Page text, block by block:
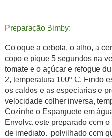
Preparação Bimby:
Coloque a cebola, o alho, a
copo e pique 5 segundos na
tomate e o açúcar e refogue
2, temperatura 100º C. Findo
os caldos e as especiarias e
velocidade colher inversa,
Cozinhe o Esparguete em
Envolva este preparado com
de imediato., polvilhado com